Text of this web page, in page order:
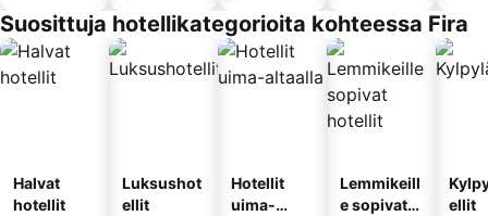
Suosittuja hotellikategorioita kohteessa Fira
Halvat
hotellit
Luksushot
ellit
Hotellit
uima-
Lemmikeill
e sopivat
ellit